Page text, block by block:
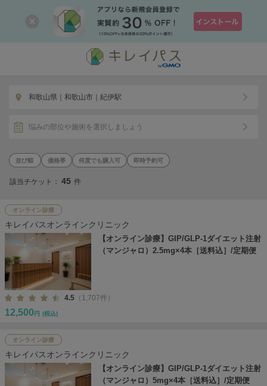
和歌山県｜和歌山市｜紀伊駅
悩みの部位や施術を選択しましょう
価格帯 何度でも購入可 即時予約可
該当チケット： 45 件
オンライン診療
キレイパスオンラインクリニック
【オンライン診療】GIP/GLP-1ダイエット注射
（マンジャロ）2.5mg×4本［送料込］/定期便
4.5 （1,707件）
12,500 円 (税込)
オンライン診療
キレイパスオンラインクリニック
【オンライン診療】GIP/GLP-1ダイエット注射
（マンジャロ）5mg×4本［送料込］/定期便